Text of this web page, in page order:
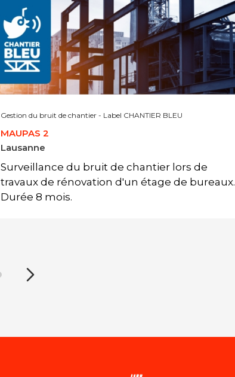
Gestion du bruit de chantier - Label CHANTIER BLEU
MAUPAS 2
Lausanne
Surveillance du bruit de chantier lors de
travaux de rénovation d'un étage de bureaux.
Durée 8 mois.